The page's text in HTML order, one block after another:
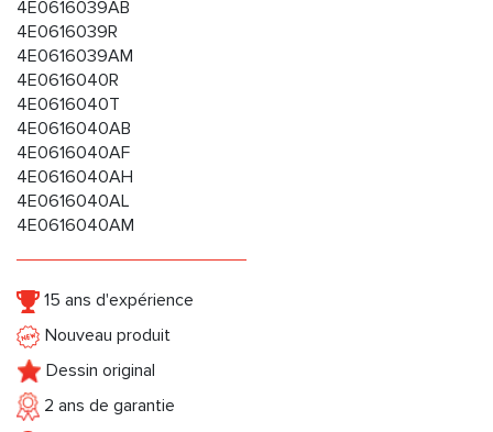
4E0616039AB
4E0616039R
4E0616039AM
4E0616040R
4E0616040T
4E0616040AB
4E0616040AF
4E0616040AH
4E0616040AL
4E0616040AM
15 ans d'expérience
Nouveau produit
Dessin original
2 ans de garantie